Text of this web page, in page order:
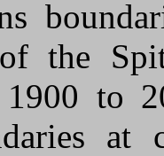
the
to
at